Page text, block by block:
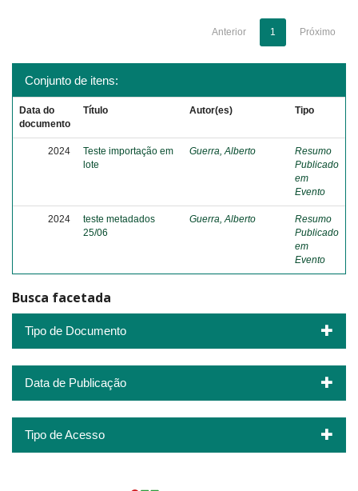
Anterior 1 Próximo
Conjunto de itens:
Data do
documento
Título Autor(es) Tipo
2024
Teste importação em
lote
Guerra, Alberto
Resumo
Publicado
em
Evento
2024
teste metadados
25/06
Guerra, Alberto
Resumo
Publicado
em
Evento
Busca facetada
Tipo de Documento
Data de Publicação
Tipo de Acesso